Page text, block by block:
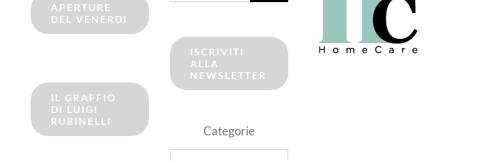
APERTURE
DEL VENERDI
IL GRAFFIO
DI LUIGI
RUBINELLI
ISCRIVITI
ALLA
NEWSLETTER
Categorie